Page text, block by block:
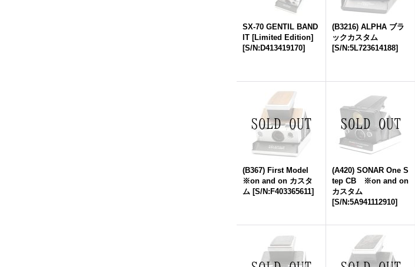
SX-70 GENTIL BAND
IT [Limited Edition]
[S/N:D413419170]
(B3216) ALPHA ブラ
ックカスタム
[S/N:5L723614188]
(B367) First Model
※on and on カスタ
ム [S/N:F403365611]
(A420) SONAR One S
tep CB ※on and on
カスタム
[S/N:5A941112910]